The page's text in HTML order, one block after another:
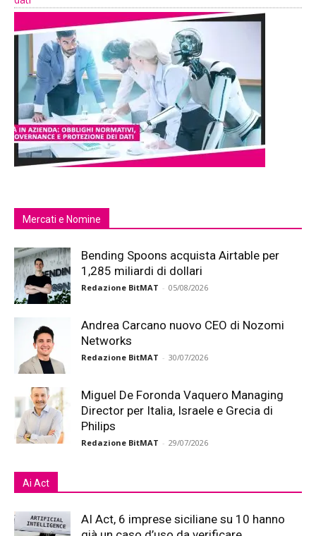
Mercati e Nomine
Bending Spoons acquista Airtable per
1,285 miliardi di dollari
Redazione BitMAT - 05/08/2026
Andrea Carcano nuovo CEO di Nozomi
Networks
Redazione BitMAT - 30/07/2026
Miguel De Foronda Vaquero Managing
Director per Italia, Israele e Grecia di
Philips
Redazione BitMAT - 29/07/2026
Ai Act
AI Act, 6 imprese siciliane su 10 hanno